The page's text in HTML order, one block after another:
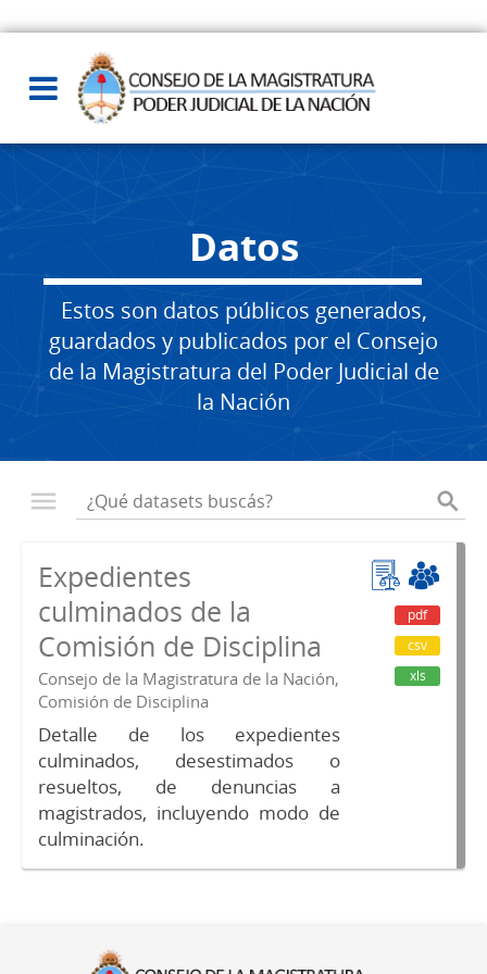
Datos
Estos son datos públicos generados,
guardados y publicados por el Consejo
de la Magistratura del Poder Judicial de
la Nación
Expedientes
culminados de la
Comisión de Disciplina
Consejo de la Magistratura de la Nación,
Comisión de Disciplina
Detalle de los expedientes
culminados, desestimados o
resueltos, de denuncias a
magistrados, incluyendo modo de
culminación.
pdf
csv
xls